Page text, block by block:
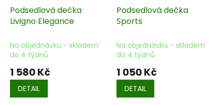
Podsedlová dečka
Livigno Elegance
Na objednávku - skladem
do 4 týdnů
1 580 Kč
DETAIL
Podsedlová dečka
Sports
Na objednávku - skladem
do 4 týdnů
1 050 Kč
DETAIL